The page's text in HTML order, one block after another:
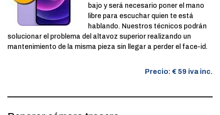
bajo y será necesario poner el mano
libre para escuchar quien te está
hablando. Nuestros técnicos podrán
solucionar el problema del altavoz superior realizando un
mantenimiento de la misma pieza sin llegar a perder el face-id.
Precio: € 59 iva inc.